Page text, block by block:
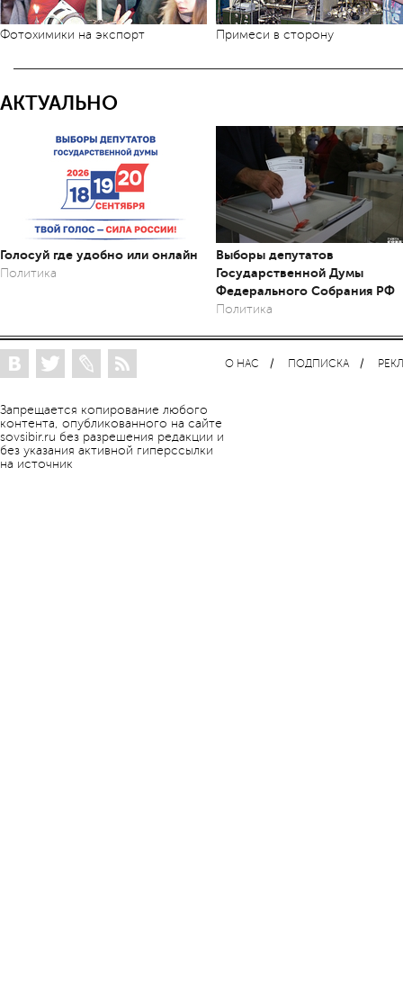
Фотохимики на экспорт Примеси в сторону
АКТУАЛЬНО
Голосуй где удобно или онлайн
Политика
Выборы депутатов
Государственной Думы
Федерального Собрания РФ
Политика
Запрещается копирование любого
контента, опубликованного на сайте
sovsibir.ru без разрешения редакции и
без указания активной гиперссылки
на источник
О НАС ПОДПИСКА